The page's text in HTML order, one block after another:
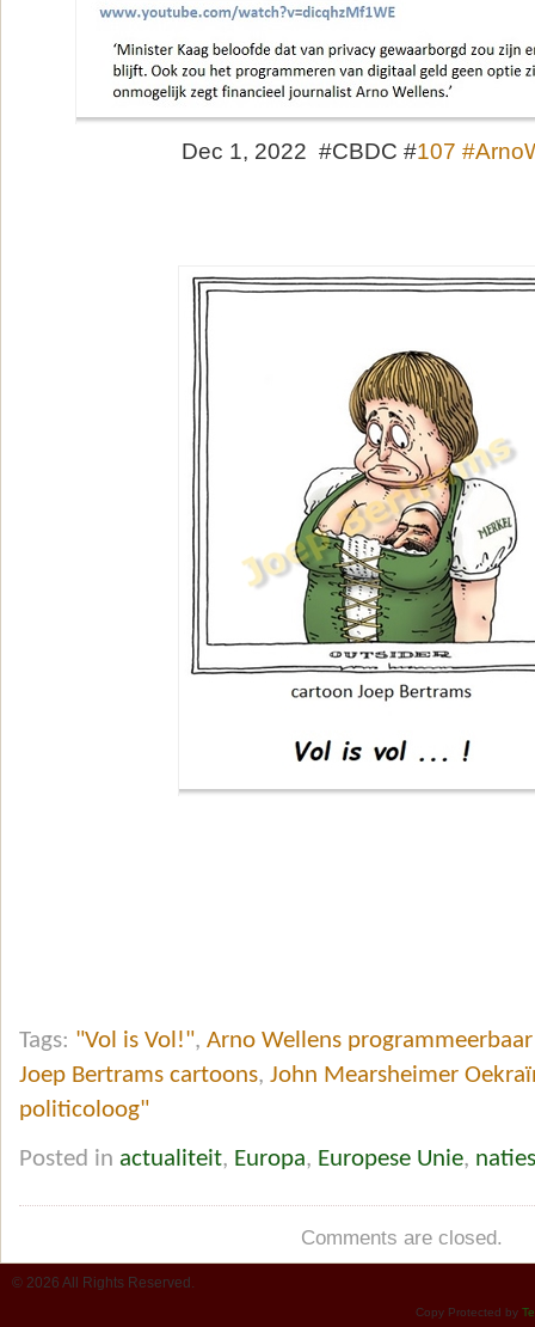
Dec 1, 2022 #CBDC #107
Tags: "Vol is Vol!", Arno Wellens
Joep Bertrams cartoons, John Mearsheimer
politicoloog"
Posted in actualiteit, Europa, Europese Unie,
Comments are closed.
© 2026 All Rights Reserved.
Copy Protected by